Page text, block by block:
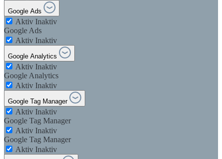
Google Ads
Aktiv Inaktiv
Google Ads
Aktiv Inaktiv
Google Analytics
Aktiv Inaktiv
Google Analytics
Aktiv Inaktiv
Google Tag Manager
Aktiv Inaktiv
Google Tag Manager
Aktiv Inaktiv
Google Tag Manager
Aktiv Inaktiv